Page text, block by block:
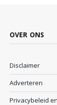
OVER ONS
Disclaimer
Adverteren
Privacybeleid